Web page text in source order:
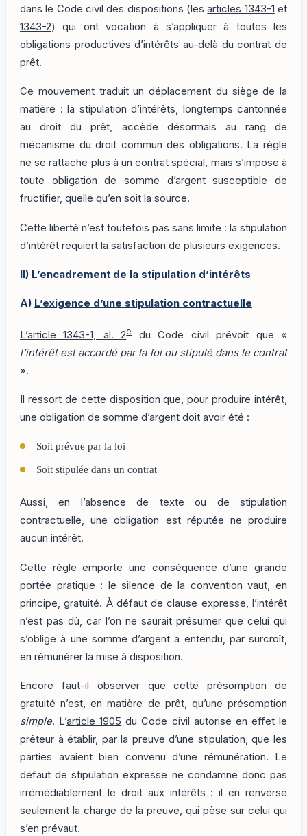
dans le Code civil des dispositions (lesarticles 1343-1 et
1343-2) qui ont vocation à s’appliquer à toutes les
obligations productives d’intérêts au-delà du contrat de
prêt.
Ce mouvement traduit un déplacement du siège de la
matière : la stipulation d’intérêts, longtemps cantonnée
au droit du prêt, accède désormais au rang de
mécanisme du droit commun des obligations. La règle
ne se rattache plus à un contrat spécial, mais s’impose à
toute obligation de somme d’argent susceptible de
fructifier, quelle qu’en soit la source.
Cette liberté n’est toutefois pas sans limite : la stipulation
d’intérêt requiert la satisfaction de plusieurs exigences.
II) L’encadrement de la stipulation d’intérêts
A) L’exigence d’une stipulation contractuelle
L’article 1343-1, al. 2edu Code civil prévoit que «
l’intérêt est accordé par la loi ou stipulé dans le contrat
».
Il ressort de cette disposition que, pour produire intérêt,
une obligation de somme d’argent doit avoir été :
Soit prévue par la loi
Soit stipulée dans un contrat
Aussi, en l’absence de texte ou de stipulation
contractuelle, une obligation est réputée ne produire
aucun intérêt.
Cette règle emporte une conséquence d’une grande
portée pratique : le silence de la convention vaut, en
principe, gratuité. À défaut de clause expresse, l’intérêt
n’est pas dû, car l’on ne saurait présumer que celui qui
s’oblige à une somme d’argent a entendu, par surcroît,
en rémunérer la mise à disposition.
Encore faut-il observer que cette présomption de
gratuité n’est, en matière de prêt, qu’une présomption
simple. L’article 1905 du Code civil autorise en effet le
prêteur à établir, par la preuve d’une stipulation, que les
parties avaient bien convenu d’une rémunération. Le
défaut de stipulation expresse ne condamne donc pas
irrémédiablement le droit aux intérêts : il en renverse
seulement la charge de la preuve, qui pèse sur celui qui
s’en prévaut.